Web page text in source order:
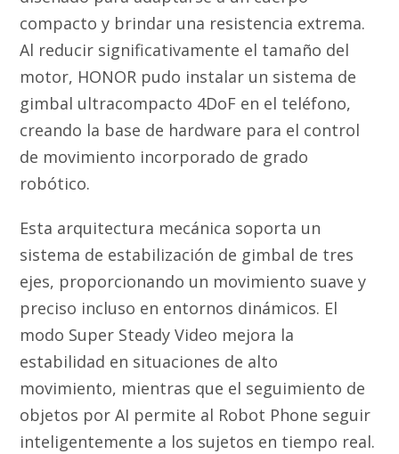
compacto y brindar una resistencia extrema.
Al reducir significativamente el tamaño del
motor, HONOR pudo instalar un sistema de
gimbal ultracompacto 4DoF en el teléfono,
creando la base de hardware para el control
de movimiento incorporado de grado
robótico.
Esta arquitectura mecánica soporta un
sistema de estabilización de gimbal de tres
ejes, proporcionando un movimiento suave y
preciso incluso en entornos dinámicos. El
modo Super Steady Video mejora la
estabilidad en situaciones de alto
movimiento, mientras que el seguimiento de
objetos por AI permite al Robot Phone seguir
inteligentemente a los sujetos en tiempo real.